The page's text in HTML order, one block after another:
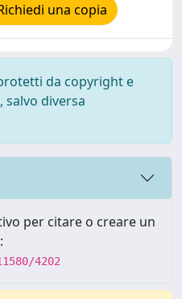
una copia
da copyright e
diversa
per citare o creare un
4202